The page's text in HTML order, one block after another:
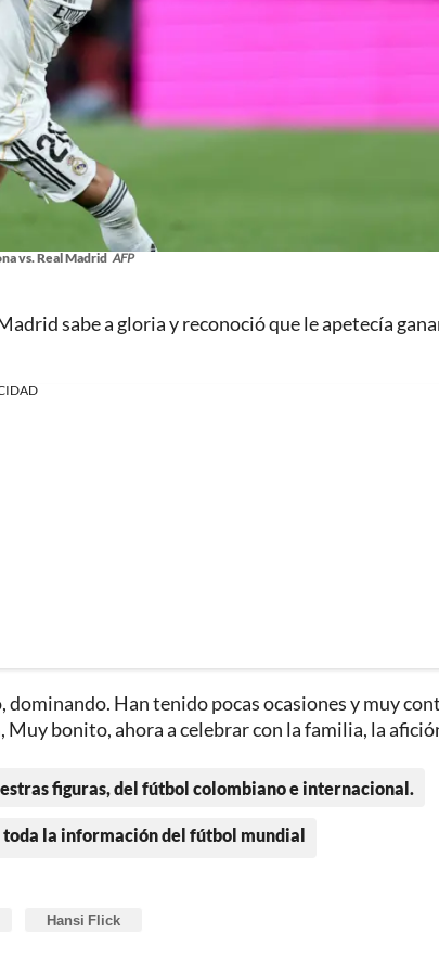
vs. Real Madrid AFP
sabe a gloria y reconoció que le apetecía
Han tenido pocas ocasiones y muy
bonito, ahora a celebrar con la familia, la
figuras, del fútbol colombiano e internacional.
toda la información del fútbol mundial
Hansi Flick